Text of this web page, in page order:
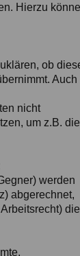
Hierzu
ob
Auch
nicht
um z.B. die
werden
abgerechnet,
die